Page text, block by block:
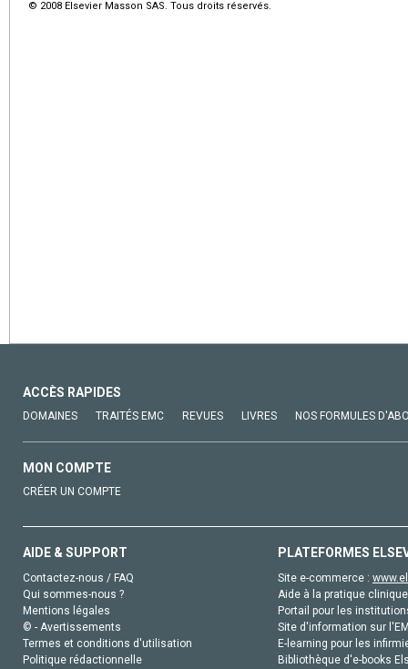
© 2008 Elsevier Masson SAS. Tous droits réservés.
ACCÈS RAPIDES
DOMAINES TRAITÉS EMC REVUES LIVRES NOS FORMULES
MON COMPTE
CRÉER UN COMPTE
AIDE & SUPPORT
Contactez-nous / FAQ
Qui sommes-nous ?
Mentions légales
© - Avertissements
Termes et conditions d'utilisation
Politique rédactionnelle
PLATEFORMES
Site e-commerce :
Aide à la pratique
Portail pour les
Site d'information sur
E-learning pour les
Bibliothèque d'e-books